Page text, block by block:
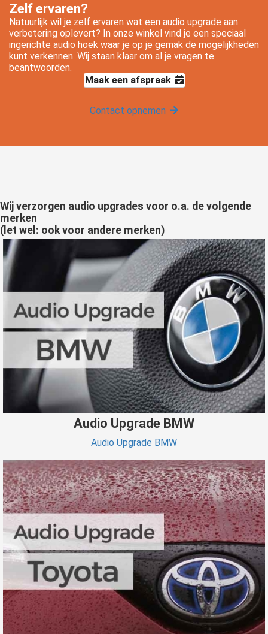
Zelf ervaren?
Natuurlijk wil je zelf ervaren wat een audio upgrade aan
verbetering oplevert? In onze winkel vind je een speciaal
ingerichte audio hoek waar je op je gemak de mogelijkheden
kunt verkennen. Wij staan klaar om al je vragen te
beantwoorden.
Maak een afspraak
Contact opnemen
Wij verzorgen audio upgrades voor o.a. de volgende
merken
(let wel: ook voor andere merken)
Audio Upgrade BMW
Audio Upgrade BMW